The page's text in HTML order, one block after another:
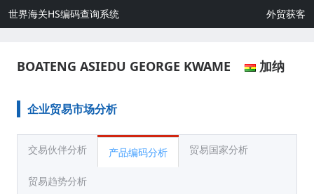
世界海关HS编码查询系统 外贸获客
BOATENG ASIEDU GEORGE KWAME 加纳
企业贸易市场分析
交易伙伴分析 产品编码分析 贸易国家分析
贸易趋势分析